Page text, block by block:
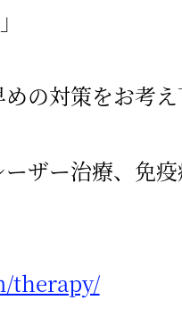
の対策をお考え
ザー治療、免
therapy/